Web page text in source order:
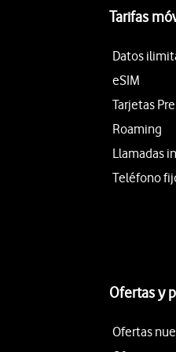
Tarifas
Datos
eSIM
Tarjetas
Roaming
Llamadas
Teléfono
Ofertas y
Ofertas